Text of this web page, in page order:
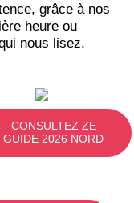
grâce à nos
heure ou
nous lisez.
CONSULTEZ ZE
GUIDE 2026 NORD